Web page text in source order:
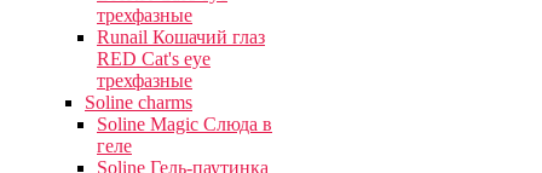
трехфазные
Runail Кошачий глаз
RED Cat's eye
трехфазные
Soline charms
Soline Magic Слюда в
геле
Soline Гель-паутинка